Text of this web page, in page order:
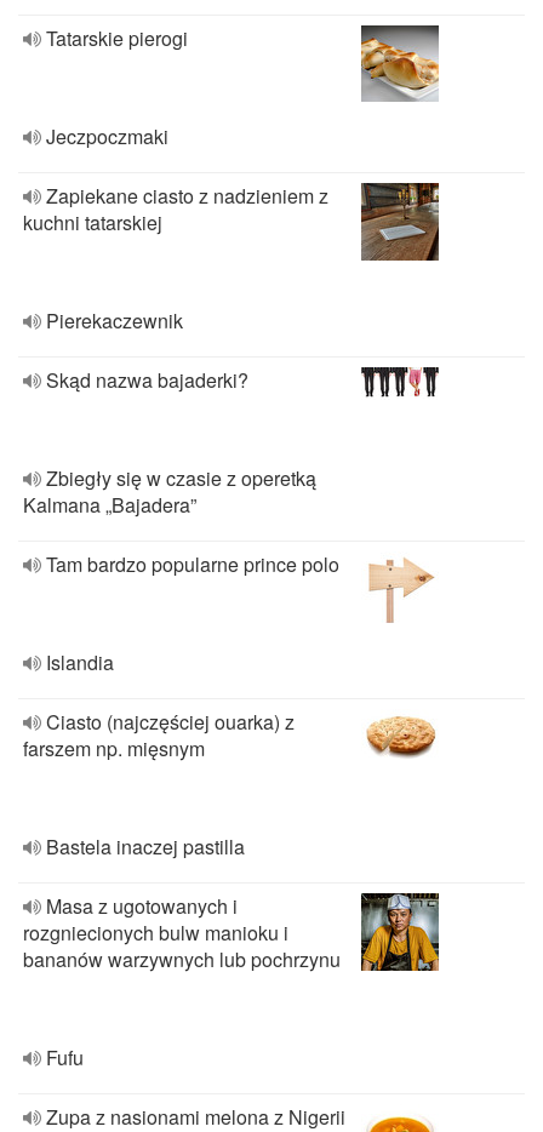
Tatarskie pierogi
Jeczpoczmaki
Zapiekane ciasto z nadzieniem z
kuchni tatarskiej
Pierekaczewnik
Skąd nazwa bajaderki?
Zbiegły się w czasie z operetką
Kalmana „Bajadera”
Tam bardzo popularne prince polo
Islandia
Ciasto (najczęściej ouarka) z
farszem np. mięsnym
Bastela inaczej pastilla
Masa z ugotowanych i
rozgniecionych bulw manioku i
bananów warzywnych lub pochrzynu
Fufu
Zupa z nasionami melona z Nigerii